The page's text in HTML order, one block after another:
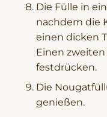
Die Fülle in
nachdem die
einen dicken
Einen
festdrücken.
Die
genießen.